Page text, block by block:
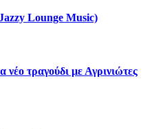
Lounge Music)
τραγούδι με Αγρινιώτες